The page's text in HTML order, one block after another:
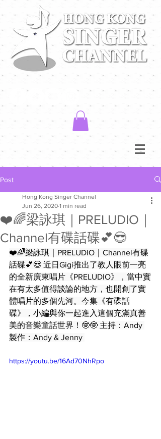
Post
❤️🌈梁詠琪｜PRELUDIO｜
Channel有碟話碟💕😎
Hong Kong Singer Channel
Jun 26, 2020 1 min read
❤️🌈梁詠琪｜PRELUDIO｜Channel有碟
話碟💕😎 近日Gigi推出了教人眼前一亮
的全新廣東唱片《PRELUDIO》，當中實
在有太多值得談論的地方，也開創了實
體唱片的多個先河。今集《有碟話
碟》，小編與你一起進入這個充滿真善
美的音樂童話世界！🤓🤓 主持：Andy
製作：Andy & Jenny
https://youtu.be/16Ad70NhRpo